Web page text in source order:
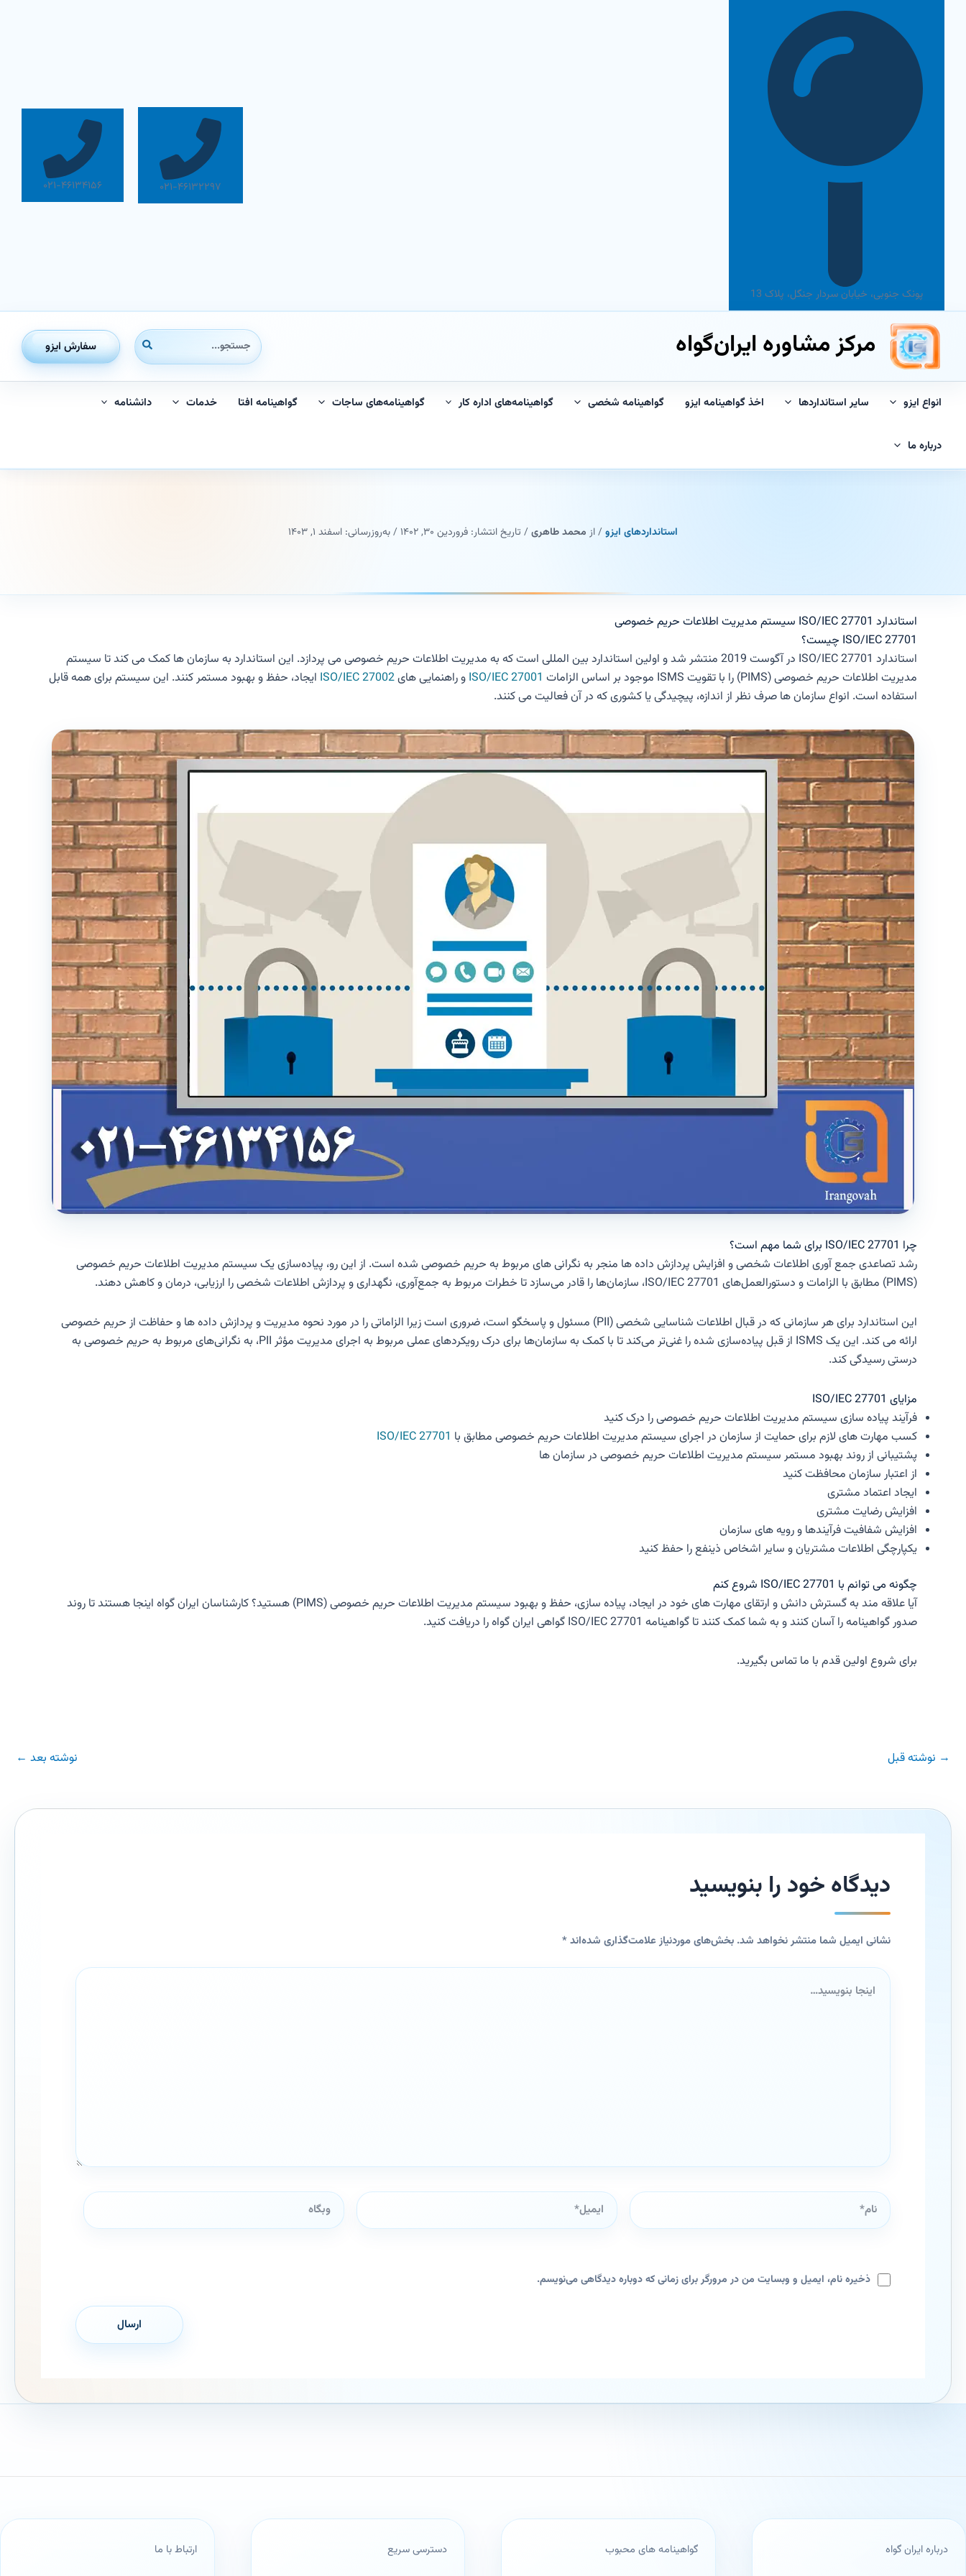
پونک جنوبی، خیابان سردار جنگل، پلاک 13
۰۲۱-۴۶۱۳۲۲۹۷ ۰۲۱-۴۶۱۳۴۱۵۶
مرکز مشاوره ایران‌گواه جستجوی: سفارش ایزو
انواع ایزو سایر استانداردها اخذ گواهینامه ایزو گواهینامه شخصی گواهینامه‌های اداره کار گواهینامه‌های ساجات گواهینامه افتا خدمات دانشنامه
درباره ما
استانداردهای ایزو/ از محمد طاهری/ تاریخ انتشار: فروردین ۳۰, ۱۴۰۲ / به‌روزرسانی: اسفند ۱, ۱۴۰۳
استاندارد ISO/IEC 27701 سیستم مدیریت اطلاعات حریم خصوصی
ISO/IEC 27701 چیست؟
استاندارد ISO/IEC 27701 در آگوست 2019 منتشر شد و اولین استاندارد بین المللی است که به مدیریت اطلاعات حریم خصوصی می پردازد. این استاندارد به سازمان ها کمک می کند تا سیستم
مدیریت اطلاعات حریم خصوصی (PIMS) را با تقویت ISMS موجود بر اساس الزامات
ISO/IEC 27001 و راهنمایی هایISO/IEC 27002 ایجاد، حفظ و بهبود مستمر کنند. این سیستم برای همه قابل
استفاده است. انواع سازمان ها صرف نظر از اندازه، پیچیدگی یا کشوری که در آن فعالیت می کنند.
چرا ISO/IEC 27701 برای شما مهم است؟
رشد تصاعدی جمع آوری اطلاعات شخصی و افزایش پردازش داده ها منجر به نگرانی های مربوط به حریم خصوصی شده است. از این رو، پیاده‌سازی یک سیستم مدیریت اطلاعات حریم خصوصی
(PIMS) مطابق با الزامات و دستورالعمل‌های ISO/IEC 27701، سازمان‌ها را قادر می‌سازد تا خطرات مربوط به جمع‌آوری، نگهداری و پردازش اطلاعات شخصی را ارزیابی، درمان و کاهش دهند.
این استاندارد برای هر سازمانی که در قبال اطلاعات شناسایی شخصی (PII) مسئول و پاسخگو است، ضروری است زیرا الزاماتی را در مورد نحوه مدیریت و پردازش داده ها و حفاظت از حریم خصوصی
ارائه می کند. این یک ISMS از قبل پیاده‌سازی شده را غنی‌تر می‌کند تا با کمک به سازمان‌ها برای درک رویکردهای عملی مربوط به اجرای مدیریت مؤثر PII، به نگرانی‌های مربوط به حریم خصوصی به
درستی رسیدگی کند.
مزایای ISO/IEC 27701
فرآیند پیاده سازی سیستم مدیریت اطلاعات حریم خصوصی را درک کنید
کسب مهارت های لازم برای حمایت از سازمان در اجرای سیستم مدیریت اطلاعات حریم خصوصی مطابق با ISO/IEC 27701
پشتیبانی از روند بهبود مستمر سیستم مدیریت اطلاعات حریم خصوصی در سازمان ها
از اعتبار سازمان محافظت کنید
ایجاد اعتماد مشتری
افزایش رضایت مشتری
افزایش شفافیت فرآیندها و رویه های سازمان
یکپارچگی اطلاعات مشتریان و سایر اشخاص ذینفع را حفظ کنید
چگونه می توانم با ISO/IEC 27701 شروع کنم
آیا علاقه مند به گسترش دانش و ارتقای مهارت های خود در ایجاد، پیاده سازی، حفظ و بهبود سیستم مدیریت اطلاعات حریم خصوصی (PIMS) هستید؟ کارشناسان ایران گواه اینجا هستند تا روند
صدور گواهینامه را آسان کنند و به شما کمک کنند تا گواهینامه ISO/IEC 27701 گواهی ایران گواه را دریافت کنید.
برای شروع اولین قدم با ما تماس بگیرید.
→ نوشته قبل نوشته بعد ←
دیدگاه‌ خود را بنویسید
نشانی ایمیل شما منتشر نخواهد شد. بخش‌های موردنیاز علامت‌گذاری شده‌اند*
اینجا
بنویسید…
نام* ایمیل* وبگاه
ذخیره نام، ایمیل و وبسایت من در مرورگر برای زمانی که دوباره دیدگاهی می‌نویسم.
درباره ایران گواه گواهینامه های محبوب دسترسی سریع ارتباط با ما